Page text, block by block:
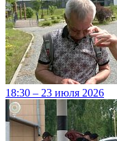
18:30 – 23 июля 2026